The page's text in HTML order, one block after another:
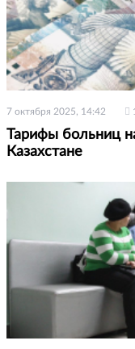
7 октября 2025, 14:42
Тарифы больниц
Казахстане